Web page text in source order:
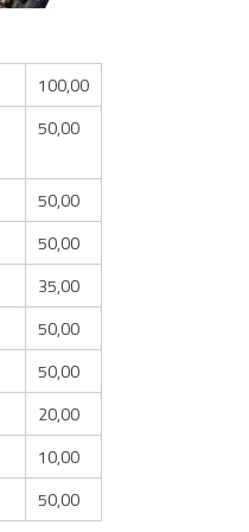
100,00
50,00
50,00
50,00
35,00
50,00
50,00
20,00
10,00
50,00